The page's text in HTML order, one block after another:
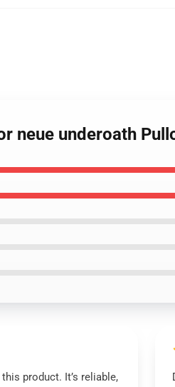
neue underoath
product. It’s reliable,